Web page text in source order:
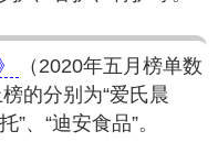
（2020年五月榜单数
榜的分别为“爱氏晨
”、“迪安食品”。